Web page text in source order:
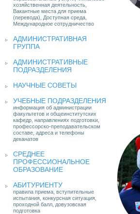
хозяйственная деятельность,
Вакантные места для приема
(перевода), Доступная среда,
Международное сотрудничество
АДМИНИСТРАТИВНАЯ
ГРУППА
АДМИНИСТРАТИВНЫЕ
ПОДРАЗДЕЛЕНИЯ
НАУЧНЫЕ СОВЕТЫ
УЧЕБНЫЕ ПОДРАЗДЕЛЕНИЯ
информация об администрации
факультетов и общеинститутских
кафедр, направлениях подготовки,
профессорско-преподавательском
составе, адреса и телефоны
деканатов
СРЕДНЕЕ
ПРОФЕССИОНАЛЬНОЕ
ОБРАЗОВАНИЕ
АБИТУРИЕНТУ
правила приема, вступительные
испытания, конкурсная ситуация,
проходной балл, довузовская
подготовка